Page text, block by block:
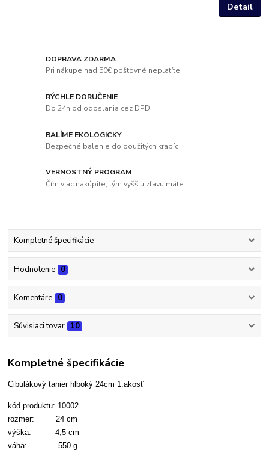
Detail
DOPRAVA ZDARMA
Pri nákupe nad 50€ poštovné neplatíte.
RÝCHLE DORUČENIE
Do 24h od odoslania cez DPD
BALÍME EKOLOGICKY
Bezpečné balenie do použitých krabíc
VERNOSTNÝ PROGRAM
Čím viac nakúpite, tým vyššiu zľavu máte
Kompletné špecifikácie
Hodnotenie 0
Komentáre 0
Súvisiaci tovar 10
Kompletné špecifikácie
Cibulákový tanier hlboký 24cm 1.akosť
kód produktu: 10002
rozmer: 24 cm
výška: 4,5 cm
váha: 550 g